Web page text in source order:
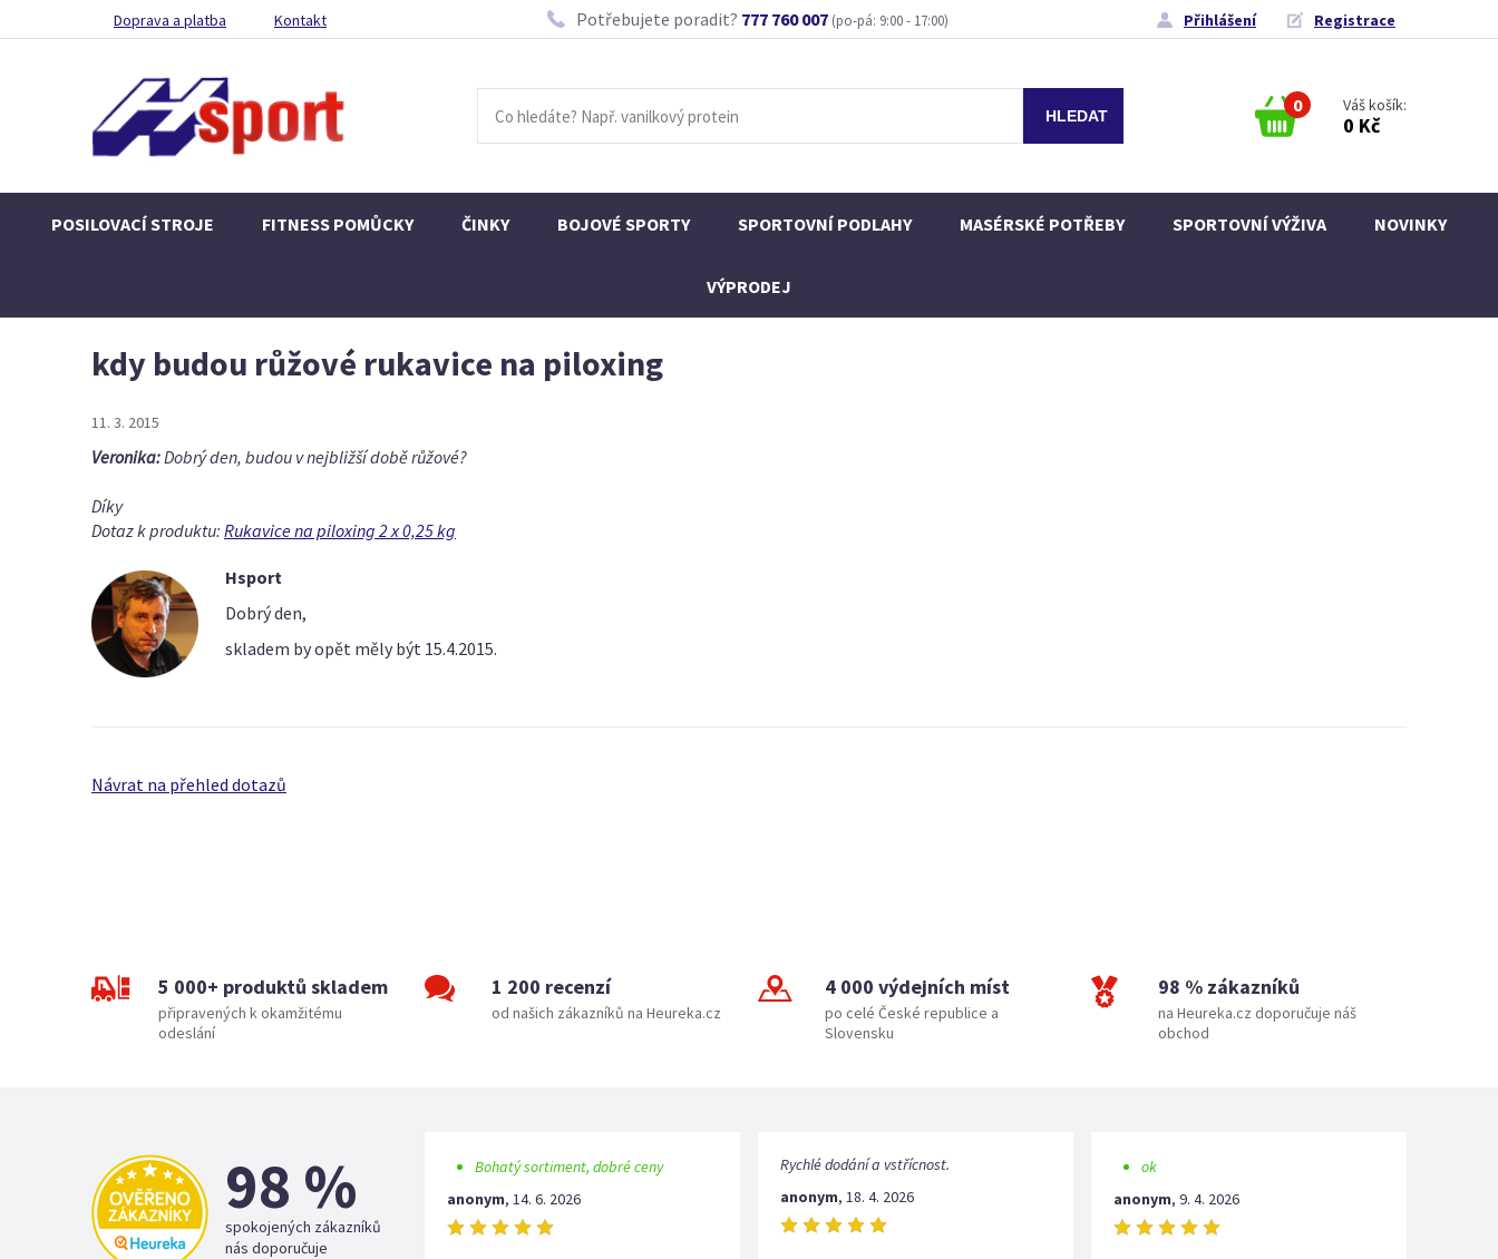
Doprava a platba Kontakt Potřebujete poradit? 777 760 007 (po-pá: 9:00 - 17:00) Přihlášení Registrace
0 Váš košík:
0 Kč
POSILOVACÍ STROJE FITNESS POMŮCKY ČINKY BOJOVÉ SPORTY SPORTOVNÍ PODLAHY MASÉRSKÉ POTŘEBY SPORTOVNÍ VÝŽIVA NOVINKY
VÝPRODEJ
kdy budou růžové rukavice na piloxing
11. 3. 2015
Veronika:Dobrý den, budou v nejbližší době růžové?
Díky
Dotaz k produktu: Rukavice na piloxing 2 x 0,25 kg
Hsport
Dobrý den,
skladem by opět měly být 15.4.2015.
Návrat na přehled dotazů
5 000+ produktů skladem
připravených k okamžitému
odeslání
1 200 recenzí
od našich zákazníků na Heureka.cz
4 000 výdejních míst
po celé České republice a
Slovensku
98 % zákazníků
na Heureka.cz doporučuje náš
obchod
98 %
spokojených zákazníků
nás doporučuje
Bohatý sortiment, dobré ceny
anonym, 14. 6. 2026
Rychlé dodání a vstřícnost.
anonym, 18. 4. 2026
ok
anonym, 9. 4. 2026